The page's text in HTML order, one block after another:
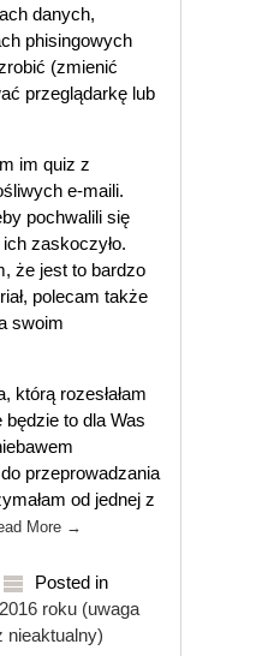
danych,
phisingowych
(zmienić
przeglądarkę lub
im quiz z
e-maili.
pochwalili się
zaskoczyło.
że jest to bardzo
polecam także
swoim
którą rozesłałam
to dla Was
przeprowadzania
od jednej z
More →
Posted in
roku (uwaga
nieaktualny)